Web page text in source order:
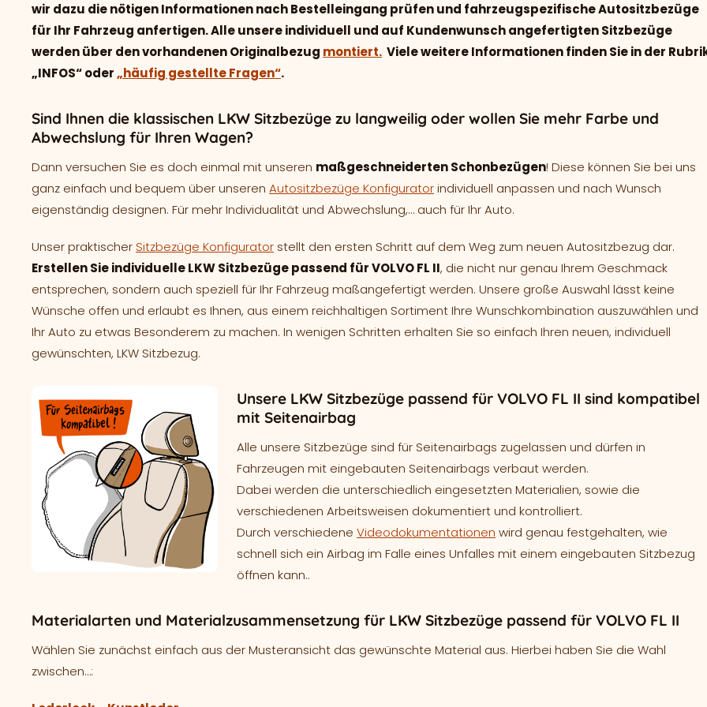
wir dazu die nötigen Informationen nach Bestelleingang prüfen und fahrzeugspezifische Autositzbezüge
für Ihr Fahrzeug anfertigen. Alle unsere individuell und auf Kundenwunsch angefertigten Sitzbezüge
werden über den vorhandenen Originalbezug montiert. Viele weitere Informationen finden Sie in der
„INFOS“ oder„häufig gestellte Fragen“.
Sind Ihnen die klassischen LKW Sitzbezüge zu langweilig oder wollen Sie mehr Farbe und
Abwechslung für Ihren Wagen?
Dann versuchen Sie es doch einmal mit unseren maßgeschneiderten Schonbezügen! Diese können Sie bei uns
ganz einfach und bequem über unseren Autositzbezüge Konfiguratorindividuell anpassen und nach Wunsch
eigenständig designen. Für mehr Individualität und Abwechslung,… auch für Ihr Auto.
Unser praktischer Sitzbezüge Konfigurator stellt den ersten Schritt auf dem Weg zum neuen Autositzbezug dar.
Erstellen Sie individuelle LKW Sitzbezüge passend für VOLVO FL II, die nicht nur genau Ihrem Geschmack
entsprechen, sondern auch speziell für Ihr Fahrzeug maßangefertigt werden. Unsere große Auswahl lässt keine
Wünsche offen und erlaubt es Ihnen, aus einem reichhaltigen Sortiment Ihre Wunschkombination auszuwählen und
Ihr Auto zu etwas Besonderem zu machen. In wenigen Schritten erhalten Sie so einfach Ihren neuen, individuell
gewünschten, LKW Sitzbezug.
Unsere LKW Sitzbezüge passend für VOLVO FL II sind kompatibel
mit Seitenairbag
Alle unsere Sitzbezüge sind für Seitenairbags zugelassen und dürfen in
Fahrzeugen mit eingebauten Seitenairbags verbaut werden.
Dabei werden die unterschiedlich eingesetzten Materialien, sowie die
verschiedenen Arbeitsweisen dokumentiert und kontrolliert.
Durch verschiedene Videodokumentationen wird genau festgehalten, wie
schnell sich ein Airbag im Falle eines Unfalles mit einem eingebauten Sitzbezug
öffnen kann..
Materialarten und Materialzusammensetzung für LKW Sitzbezüge passend für VOLVO FL II
Wählen Sie zunächst einfach aus der Musteransicht das gewünschte Material aus. Hierbei haben Sie die Wahl
zwischen…: